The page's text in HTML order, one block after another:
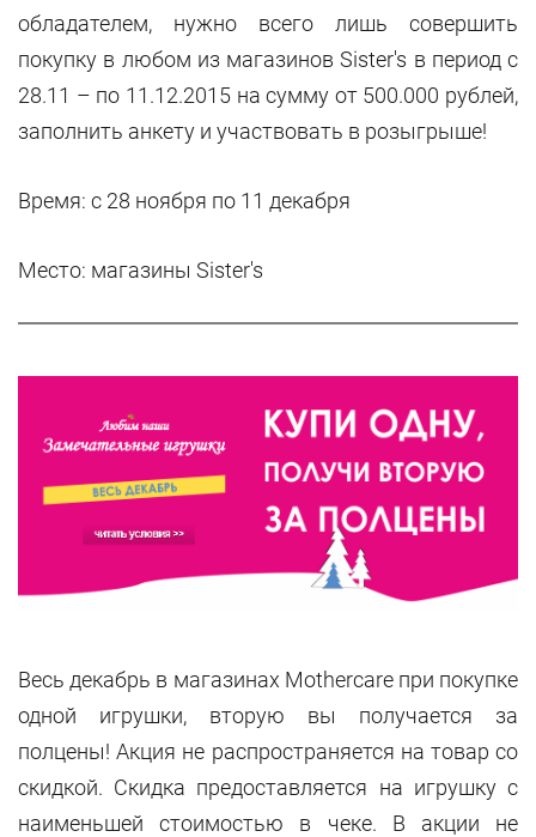
обладателем, нужно всего лишь совершить
покупку в любом из магазинов Sister's в период с
28.11 – по 11.12.2015 на сумму от 500.000 рублей,
заполнить анкету и участвовать в розыгрыше!
Время: с 28 ноября по 11 декабря
Место: магазины Sister's
Весь декабрь в магазинах Mothercare при покупке
одной игрушки, вторую вы получается за
полцены! Акция не распространяется на товар со
скидкой. Скидка предоставляется на игрушку с
наименьшей стоимостью в чеке. В акции не